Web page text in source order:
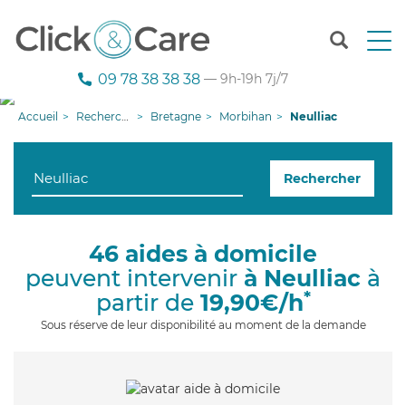
T
n
g
i
09 78 38 38 38 — 9h-19h 7j/7
Accueil Recherche aide à domicile Bretagne Morbihan Neulliac
Rechercher
46 aides à domicile
peuvent intervenir à Neulliac à
partir de 19,90€/h*
Sous réserve de leur disponibilité au moment de la demande